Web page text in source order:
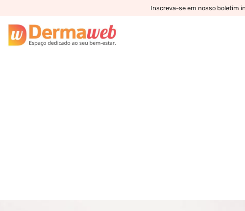
Inscreva-se em nosso boletim